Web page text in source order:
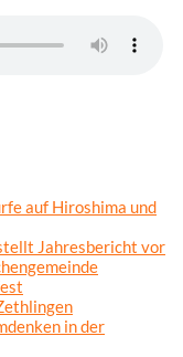
auf Hiroshima und
Jahresbericht vor
in der